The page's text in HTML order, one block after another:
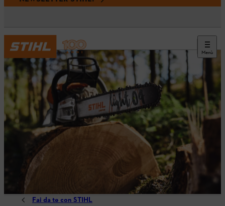
Menù
Fai da te con STIHL